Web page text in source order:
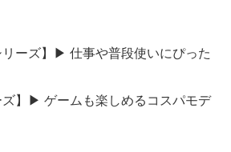
リーズ】▶ 仕事や普段使いにぴった
ズ】▶ ゲームも楽しめるコスパモデ